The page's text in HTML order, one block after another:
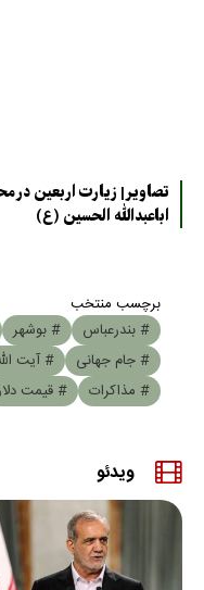
تصاویر| زیارت اربعین در
اباعبدالله الحسین (ع)
برچسب منتخب
# بندرعباس
# بوشهر
# جام جهانی
# آیت
# مذاکرات
# قیمت
ویدئو